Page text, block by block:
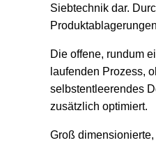
Siebtechnik dar.
Die offene, rundum
laufenden Prozess,
selbstentleerendes
zusätzlich optimiert.
Groß